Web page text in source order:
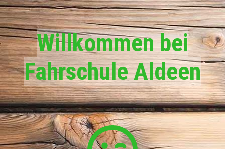
Willkommen bei
Fahrschule Aldeen